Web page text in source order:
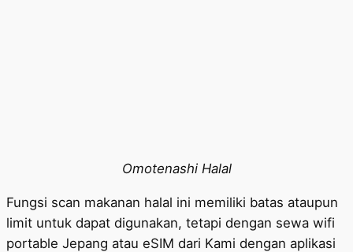
Omotenashi Halal
Fungsi scan makanan halal ini memiliki batas ataupun
limit untuk dapat digunakan, tetapi dengan sewa wifi
portable Jepang atau eSIM dari Kami dengan aplikasi